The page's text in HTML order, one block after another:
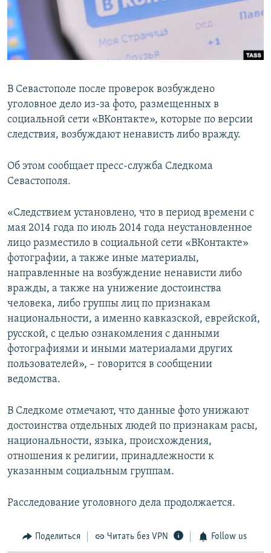
ПОБЕДИТЕЛЕЙ НЕ СУДЯТ?
КРЫМ.НЕПОКОРЕННЫЙ
ELIFBE
ПРИСОЕДИНЯЙТЕСЬ!
Все сайты RFE/RL
В Севастополе после проверок возбуждено
уголовное дело из-за фото, размещенных в
социальной сети «ВКонтакте», которые по версии
следствия, возбуждают ненависть либо вражду.
Об этом сообщает пресс-служба Следкома
Севастополя.
«Следствием установлено, что в период времени с
мая 2014 года по июль 2014 года неустановленное
лицо разместило в социальной сети «ВКонтакте»
фотографии, а также иные материалы,
направленные на возбуждение ненависти либо
вражды, а также на унижение достоинства
человека, либо группы лиц по признакам
национальности, а именно кавказской, еврейской,
русской, с целью ознакомления с данными
фотографиями и иными материалами других
пользователей», – говорится в сообщении
ведомства.
В Следкоме отмечают, что данные фото унижают
достоинства отдельных людей по признакам расы,
национальности, языка, происхождения,
отношения к религии, принадлежности к
указанным социальным группам.
Расследование уголовного дела продолжается.
Поделиться Читать без VPN Follow us